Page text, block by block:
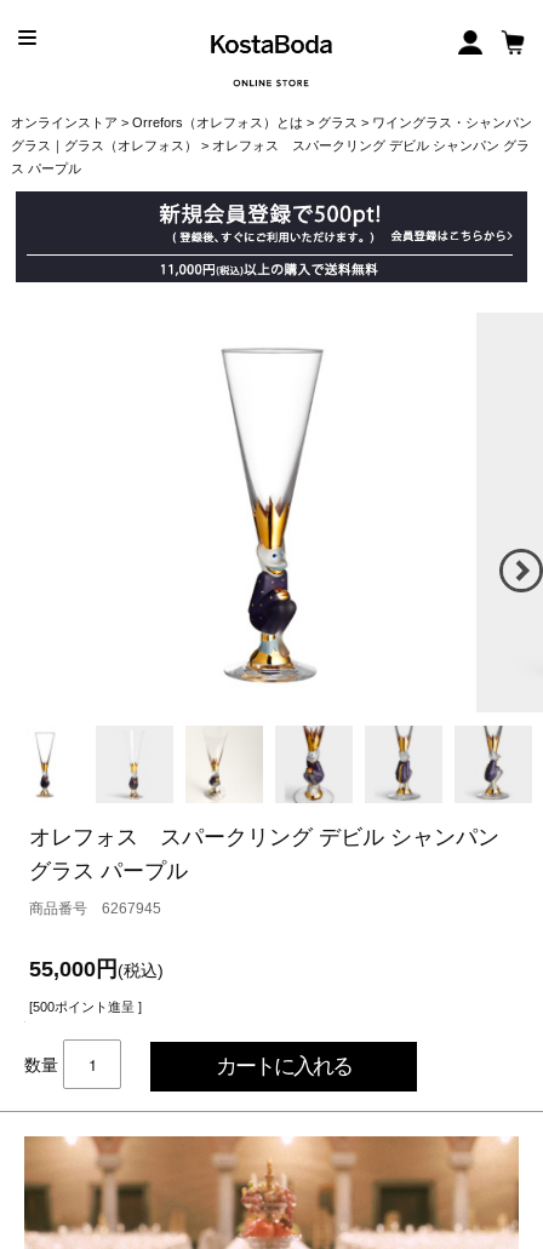
オンラインストア > Orrefors（オレフォス）とは > グラス > ワイングラス・シャンパン
グラス｜グラス（オレフォス）
> オレフォス スパークリング デビル シャンパン グラ
ス パープル
オレフォス スパークリング デビル シャンパン
グラス パープル
6267945
55,000円(税込)
[500ポイント進呈 ]
数量